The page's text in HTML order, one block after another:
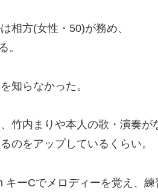
相方(女性・50)が務め、
。
知らなかった。
竹内まりや本人の歌・演奏が
のをアップしているくらい。
ーCでメロディーを覚え、練